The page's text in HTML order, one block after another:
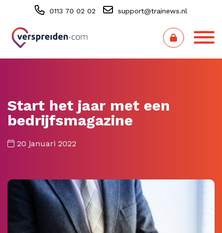
0113 70 02 02 support@trainews.nl
Start het jaar met een
bedrijfsmagazine
20 januari 2022